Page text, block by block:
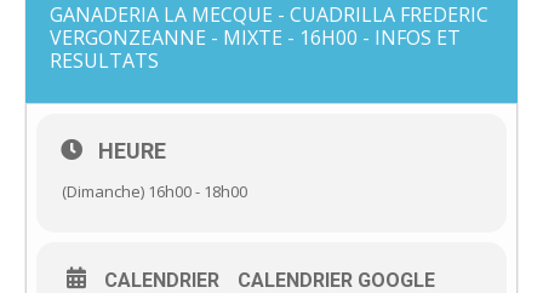
GANADERIA LA MECQUE - CUADRILLA FREDERIC
VERGONZEANNE - MIXTE - 16H00 - INFOS ET
RESULTATS
HEURE
(Dimanche) 16h00 - 18h00
CALENDRIER CALENDRIER GOOGLE